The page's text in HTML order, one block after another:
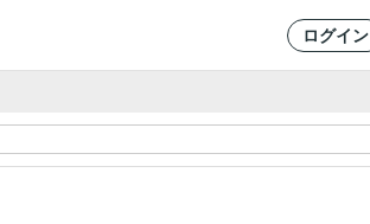
ログイン